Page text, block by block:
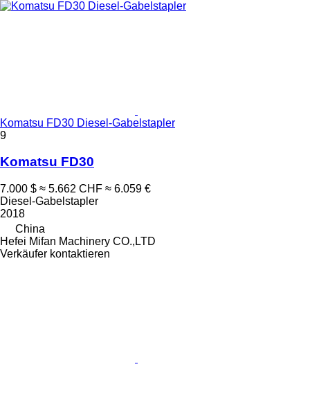
Komatsu FD30 Diesel-Gabelstapler
9
Komatsu FD30
7.000 $ ≈ 5.662 CHF ≈ 6.059 €
Diesel-Gabelstapler
2018
China
Hefei Mifan Machinery CO.,LTD
Verkäufer kontaktieren